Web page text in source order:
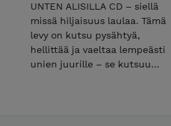
NOBILIS FLOWER OIL
(kamomilla eteerinen öljy),
CANANGA ODORATA FLOWER
OIL (ylang ylang eteerinen öljy)
*Organic Ingredients
UNTEN ALISILLA CD – siellä
missä hiljaisuus laulaa. Tämä
levy on kutsu pysähtyä,
hellittää ja vaeltaa lempeästi
unien juurille – se kutsuu